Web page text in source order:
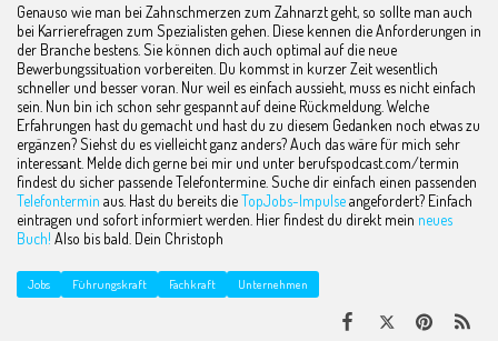
Genauso wie man bei Zahnschmerzen zum Zahnarzt geht, so sollte man auch
bei Karrierefragen zum Spezialisten gehen. Diese kennen die Anforderungen in
der Branche bestens. Sie können dich auch optimal auf die neue
Bewerbungssituation vorbereiten. Du kommst in kurzer Zeit wesentlich
schneller und besser voran. Nur weil es einfach aussieht, muss es nicht einfach
sein. Nun bin ich schon sehr gespannt auf deine Rückmeldung. Welche
Erfahrungen hast du gemacht und hast du zu diesem Gedanken noch etwas zu
ergänzen? Siehst du es vielleicht ganz anders? Auch das wäre für mich sehr
interessant. Melde dich gerne bei mir und unter berufspodcast.com/termin
findest du sicher passende Telefontermine. Suche dir einfach einen passenden
Telefontermin aus. Hast du bereits dieTopJobs-Impulseangefordert? Einfach
eintragen und sofort informiert werden. Hier findest du direkt mein neues
Buch! Also bis bald. Dein Christoph
Jobs Führungskraft Fachkraft Unternehmen